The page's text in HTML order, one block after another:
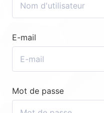
E-mail
Mot de passe